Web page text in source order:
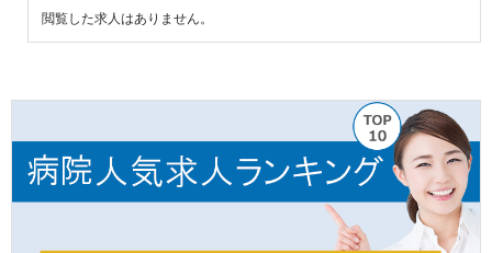
閲覧した求人はありません。